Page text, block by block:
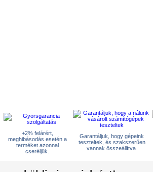
+2% felárért,
meghibásodás esetén a
terméket azonnal
cseréljük.
Garantáljuk, hogy gépeink
teszteltek, és szakszerűen
vannak összeállítva.